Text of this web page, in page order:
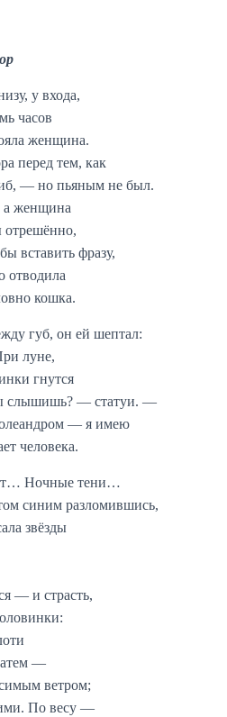
у входа,
часов
женщина.
перед тем, как
— но пьяным не был.
а женщина
отрешённо,
вставить фразу,
отводила
кошка.
губ, он ей шептал:
луне,
гнутся
слышишь? — статуи. —
— я имею
человека.
Ночные тени…
синим разломившись,
звёзды
— и страсть,
—
ветром;
По весу —